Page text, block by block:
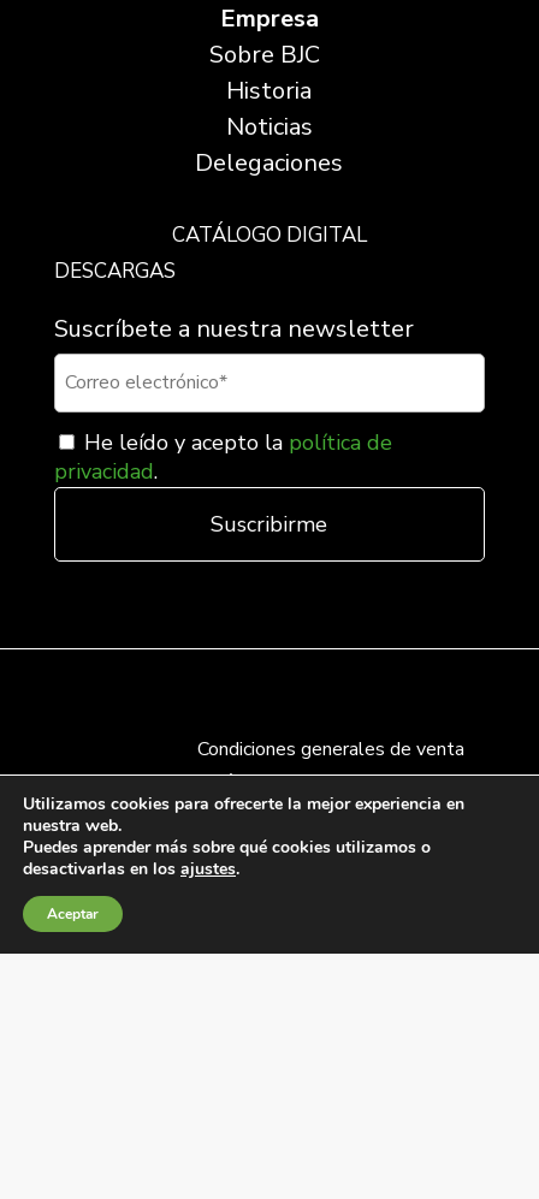
Empresa
Sobre BJC
Historia
Noticias
Delegaciones
CATÁLOGO DIGITAL
DESCARGAS
Suscríbete a nuestra newsletter
He leído y acepto la política de
privacidad.
Condiciones generales de venta
Política de Cookies
Política de privacidad
Política de Calidad
Canales de información
Utilizamos cookies para ofrecerte la mejor experiencia en
nuestra web.
Puedes aprender más sobre qué cookies utilizamos o
desactivarlas en los ajustes.
Aceptar